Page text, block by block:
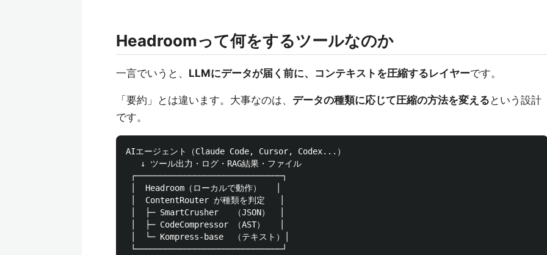
Headroomって何をするツールなのか
一言でいうと、 LLMにデータが届く前に、コンテキストを圧縮するレイヤーです。
「要約」とは違います。大事なのは、 データの種類に応じて圧縮の方法を変える という設計
です。
AIエージェント（Claude Code, Cursor, Codex...）
   ↓ ツール出力・ログ・RAG結果・ファイル
┌──────────────────────────────┐
│  Headroom（ローカルで動作）   │
│  ContentRouter が種類を判定   │
│  ├─ SmartCrusher   （JSON）  │
│  ├─ CodeCompressor （AST）   │
│  └─ Kompress-base  （テキスト）│
└──────────────────────────────┘